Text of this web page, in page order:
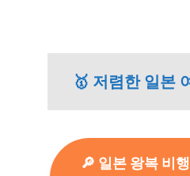
🥇 저렴한 일본
🔎 일본 왕복 비